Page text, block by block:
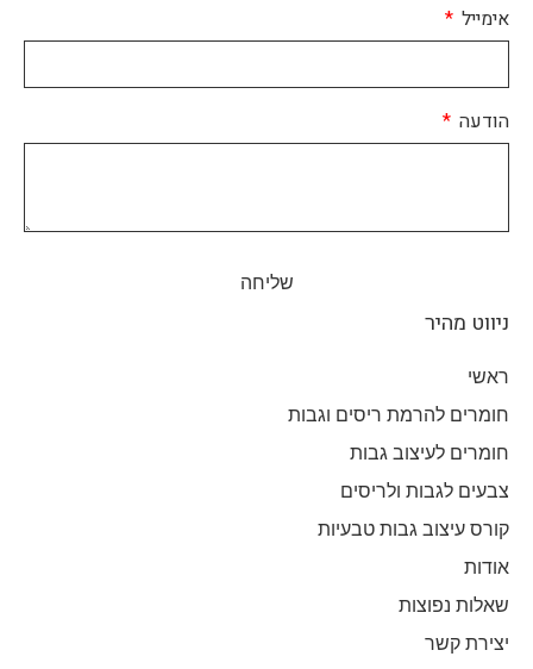
ניווט מהיר
ראשי
חומרים להרמת ריסים וגבות
חומרים לעיצוב גבות
צבעים לגבות ולריסים
קורס עיצוב גבות טבעיות
אודות
שאלות נפוצות
יצירת קשר
אימייל
הודעה
שליחה